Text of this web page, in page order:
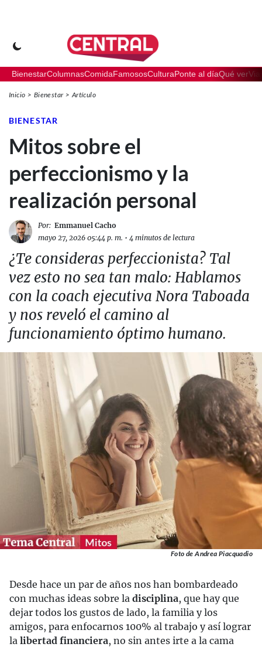
BienestarColumnasComidaFamososCulturaPonte al díaQué ver
Inicio Bienestar Artículo
BIENESTAR
Mitos sobre el
perfeccionismo y la
realización personal
Por: Emmanuel Cacho
mayo 27, 2026 05:44 p. m. • 4 minutos de lectura
¿Te consideras perfeccionista? Tal
vez esto no sea tan malo: Hablamos
con la coach ejecutiva Nora Taboada
y nos reveló el camino al
funcionamiento óptimo humano.
Foto de Andrea Piacquadio
Desde hace un par de años nos han bombardeado
con muchas ideas sobre la disciplina, que hay que
dejar todos los gustos de lado, la familia y los
amigos, para enfocarnos 100% al trabajo y así lograr
la libertad financiera, no sin antes irte a la cama